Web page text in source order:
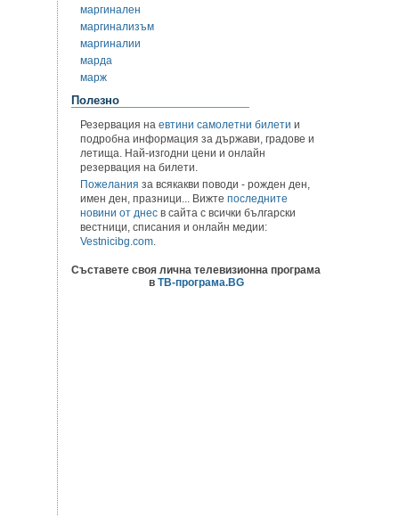
маргинален
маргинализъм
маргиналии
марда
марж
Полезно
Резервация на евтини самолетни билети и
подробна информация за държави, градове и
летища. Най-изгодни цени и онлайн
резервация на билети.
Пожелания за всякакви поводи - рожден ден,
имен ден, празници... Вижте последните
новини от днес в сайта с всички български
вестници, списания и онлайн медии:
Vestnicibg.com.
Съставете своя лична телевизионна програма
в ТВ-програма.BG